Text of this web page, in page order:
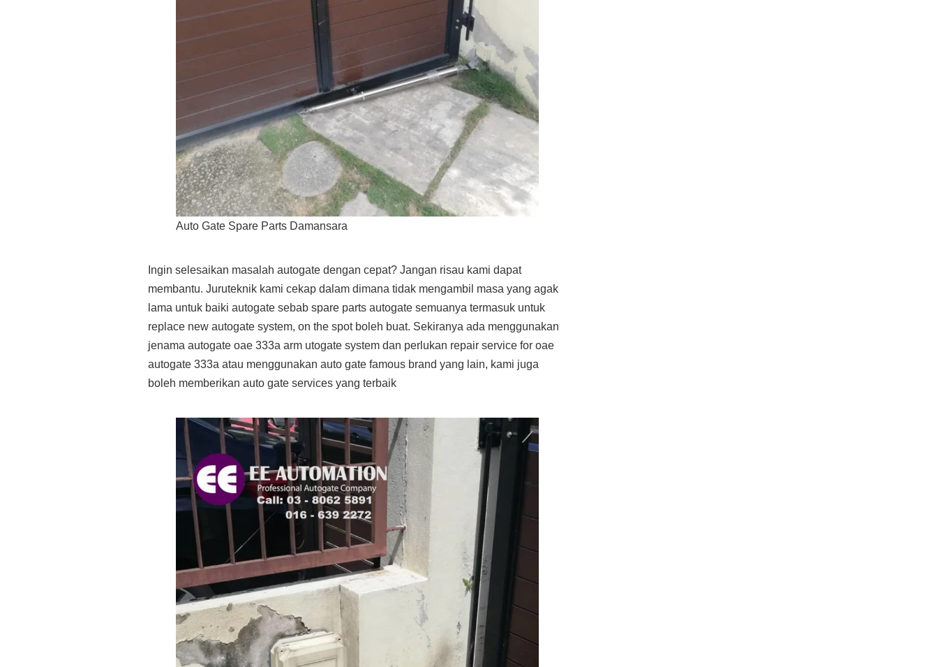
Auto Gate Spare Parts Damansara
Ingin selesaikan masalah autogate dengan cepat? Jangan risau kami dapat
membantu. Juruteknik kami cekap dalam dimana tidak mengambil masa yang agak
lama untuk baiki autogate sebab spare parts autogate semuanya termasuk untuk
replace new autogate system, on the spot boleh buat. Sekiranya ada menggunakan
jenama autogate oae 333a arm utogate system dan perlukan repair service for oae
autogate 333a atau menggunakan auto gate famous brand yang lain, kami juga
boleh memberikan auto gate services yang terbaik